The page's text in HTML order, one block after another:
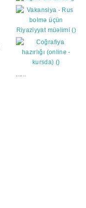
https://wa.me/
......